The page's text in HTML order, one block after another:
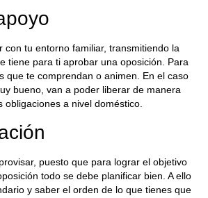
con tu entorno familiar, transmitiendo la
tiene para ti aprobar una oposición. Para
que te comprendan o animen. En el caso
bueno, van a poder liberar de manera
obligaciones a nivel doméstico.
puesto que para lograr el objetivo
todo se debe planificar bien. A ello
y saber el orden de lo que tienes que